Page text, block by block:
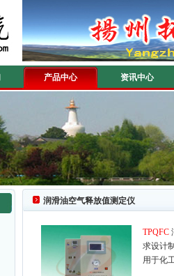
产品中心 资讯中心
润滑油空气释放值测定仪
TPQFC
求设计
用于化